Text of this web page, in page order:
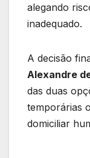
alegando
inadequado.
A decisão
Alexandre
das duas
temporárias
domiciliar